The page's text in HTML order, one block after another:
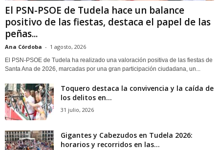
El PSN-PSOE de Tudela hace un balance
positivo de las fiestas, destaca el papel de las
peñas...
Ana Córdoba - 1 agosto, 2026
El PSN-PSOE de Tudela ha realizado una valoración positiva de las fiestas de
Santa Ana de 2026, marcadas por una gran participación ciudadana, un...
Toquero destaca la convivencia y la caída de
los delitos en...
31 julio, 2026
Gigantes y Cabezudos en Tudela 2026:
horarios y recorridos en las...